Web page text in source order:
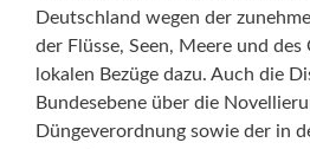
Deutschland wegen der
der Flüsse, Seen, Meere und
lokalen Bezüge dazu. Auch die
Bundesebene über die
Düngeverordnung sowie der in